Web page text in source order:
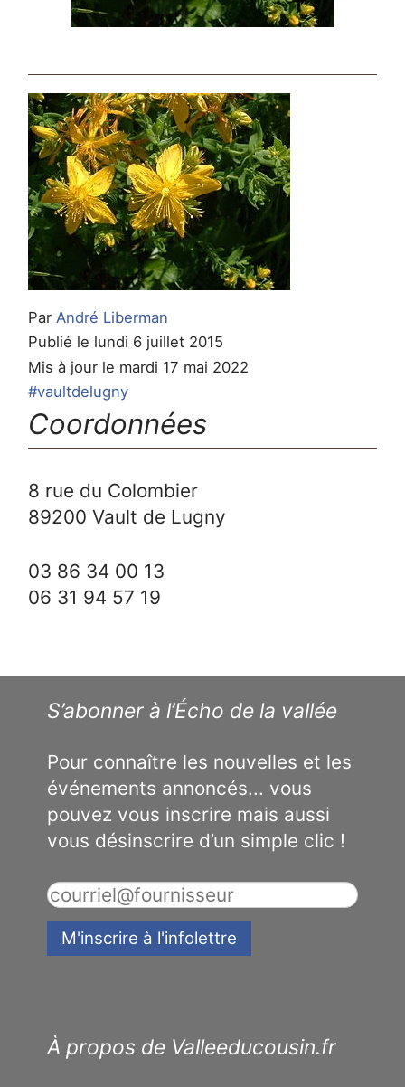
ParAndré Liberman
Publié le lundi 6 juillet 2015
Mis à jour le mardi 17 mai 2022
#vaultdelugny
Coordonnées
8 rue du Colombier
89200 Vault de Lugny
03 86 34 00 13
06 31 94 57 19
S’abonner à l’Écho de la vallée
Pour connaître les nouvelles et les
événements annoncés... vous
pouvez vous inscrire mais aussi
vous désinscrire d’un simple clic !
À propos de Valleeducousin.fr